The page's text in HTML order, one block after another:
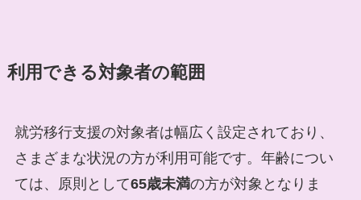
利用できる対象者の範囲
就労移行支援の対象者は幅広く設定されており、
さまざまな状況の方が利用可能です。年齢につい
ては、原則として65歳未満の方が対象となりま